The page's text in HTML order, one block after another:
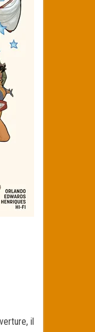
il